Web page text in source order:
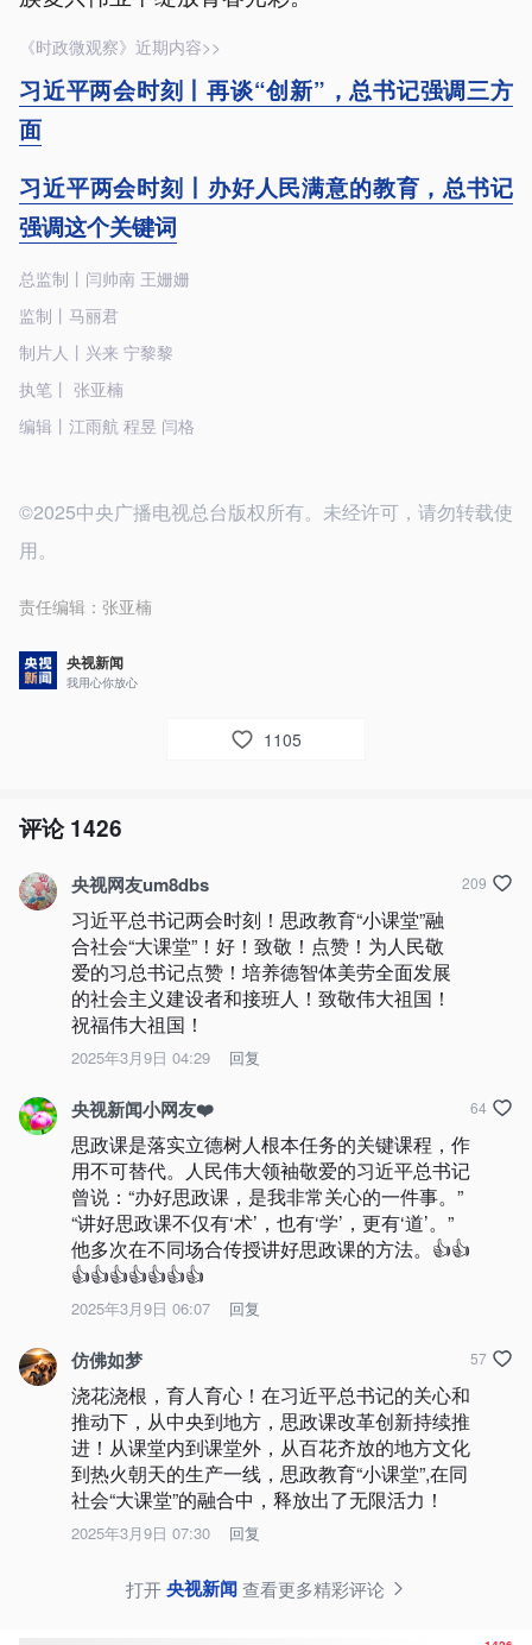
《时政微观察》近期内容>>
习近平两会时刻丨再谈“创新”，总书记强调三方
面
习近平两会时刻丨办好人民满意的教育，总书记
强调这个关键词
总监制丨闫帅南 王姗姗
监制丨马丽君
制片人丨兴来 宁黎黎
执笔丨 张亚楠
编辑丨江雨航 程昱 闫格
©2025中央广播电视总台版权所有。未经许可，请勿转载使
用。
责任编辑： 张亚楠
央视新闻
我用心你放心
1105
评论1426
央视网友um8dbs
习近平总书记两会时刻！思政教育“小课堂”融
合社会“大课堂”！好！致敬！点赞！为人民敬
爱的习总书记点赞！培养德智体美劳全面发展
的社会主义建设者和接班人！致敬伟大祖国！
祝福伟大祖国！
2025年3月9日 04:29 回复
209
央视新闻小网友❤️
思政课是落实立德树人根本任务的关键课程，作
用不可替代。人民伟大领袖敬爱的习近平总书记
曾说：“办好思政课，是我非常关心的一件事。”
“讲好思政课不仅有‘术’，也有‘学’，更有‘道’。”
他多次在不同场合传授讲好思政课的方法。👍👍
👍👍👍👍👍👍👍
2025年3月9日 06:07 回复
64
仿佛如梦
浇花浇根，育人育心！在习近平总书记的关心和
推动下，从中央到地方，思政课改革创新持续推
进！从课堂内到课堂外，从百花齐放的地方文化
到热火朝天的生产一线，思政教育“小课堂”,在同
社会“大课堂”的融合中，释放出了无限活力！
2025年3月9日 07:30 回复
57
打开央视新闻查看更多精彩评论